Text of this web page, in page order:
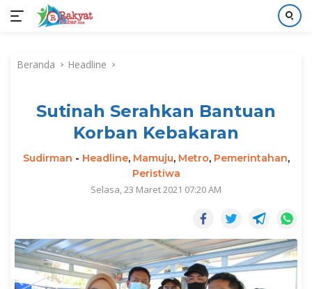
kontenBeranda Headline
Sutinah Serahkan Bantuan
Korban Kebakaran
Sudirman - Headline, Mamuju, Metro, Pemerintahan,
Peristiwa
Selasa, 23 Maret 2021 07:20 AM